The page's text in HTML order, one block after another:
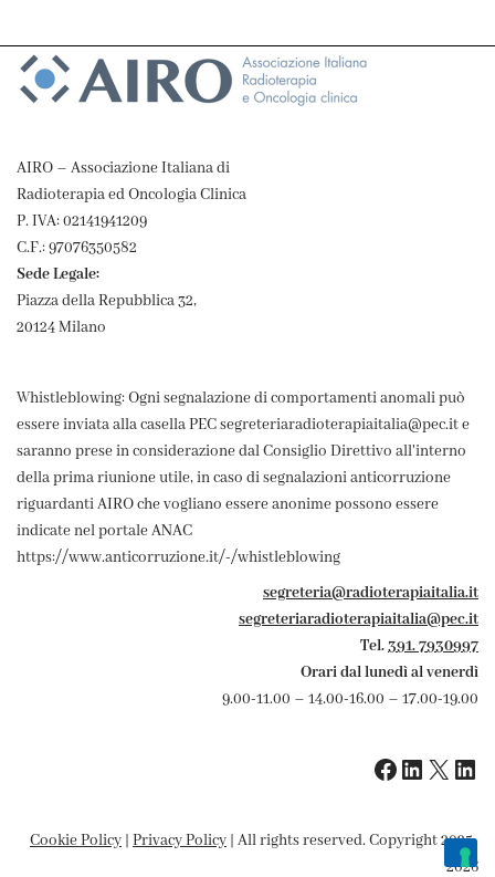
AIRO – Associazione Italiana di
Radioterapia ed Oncologia Clinica
P. IVA: 02141941209
C.F.: 97076350582
Sede Legale:
Piazza della Repubblica 32,
20124 Milano
Whistleblowing: Ogni segnalazione di comportamenti anomali può
essere inviata alla casella PEC segreteriaradioterapiaitalia@pec.it e
saranno prese in considerazione dal Consiglio Direttivo all'interno
della prima riunione utile, in caso di segnalazioni anticorruzione
riguardanti AIRO che vogliano essere anonime possono essere
indicate nel portale ANAC
https://www.anticorruzione.it/-/whistleblowing
segreteria@radioterapiaitalia.it
segreteriaradioterapiaitalia@pec.it
Tel.391. 7930997
Orari dal lunedì al venerdì
9.00-11.00 – 14.00-16.00 – 17.00-19.00
Cookie Policy | Privacy Policy | All rights reserved. Copyright 2025-
2026